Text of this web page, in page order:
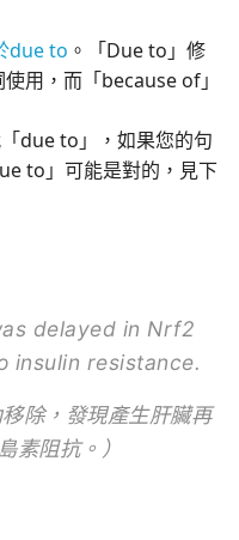
due to 。「Due to」修
用，而「because of」
due to」，如果您的句
to」可能是對的，見下
delayed in Nrf2
insulin resistance.
除，發現產生肝臟再
素阻抗。）